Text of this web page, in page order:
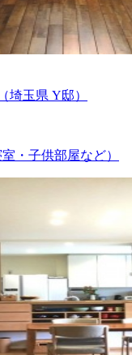
埼玉県 Y邸）
・子供部屋など）